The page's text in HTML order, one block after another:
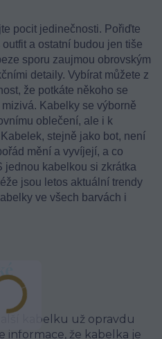
pocit jedinečnosti. Pořiďte
a ostatní budou jen tiše
sporu zaujmou obrovským
detaily. Vybírat můžete z
že potkáte někoho se
Kabelky se výborně
oblečení, ale i k
stejně jako bot, není
mění a vyvíjejí, a co
jednou kabelkou si zkrátka
jsou letos aktuální trendy
ve všech barvách i
kabelku už opravdu
informace, že kabelka je